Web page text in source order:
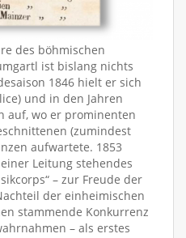
des böhmischen
ist bislang nichts
1846 hielt er sich
und in den Jahren
auf, wo er prominenten
(zumindest
aufwartete. 1853
Leitung stehendes
– zur Freude der
der einheimischen
stammende Konkurrenz
– als erstes